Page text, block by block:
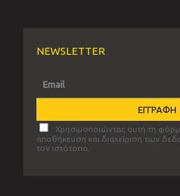
NEWSLETTER
Χρησιμοποιώντας αυτή τη
αποθήκευση και διαχείριση των
τον ιστότοπο.